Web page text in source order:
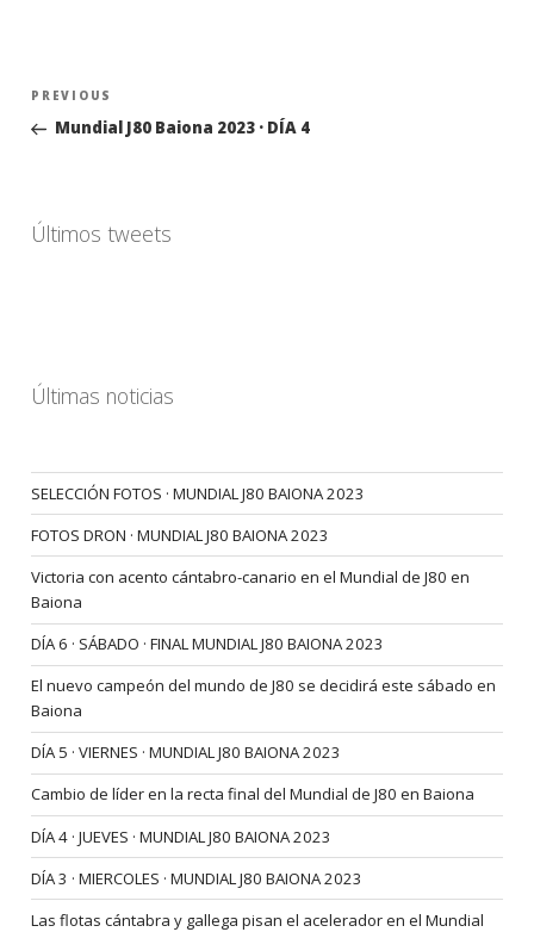
Navegación
entradas
Previous
Post
PREVIOUS
Mundial J80 Baiona 2023 · DÍA 4
Últimos tweets
Últimas noticias
SELECCIÓN FOTOS · MUNDIAL J80 BAIONA 2023
FOTOS DRON · MUNDIAL J80 BAIONA 2023
Victoria con acento cántabro-canario en el Mundial de J80 en
Baiona
DÍA 6 · SÁBADO · FINAL MUNDIAL J80 BAIONA 2023
El nuevo campeón del mundo de J80 se decidirá este sábado en
Baiona
DÍA 5 · VIERNES · MUNDIAL J80 BAIONA 2023
Cambio de líder en la recta final del Mundial de J80 en Baiona
DÍA 4 · JUEVES · MUNDIAL J80 BAIONA 2023
DÍA 3 · MIERCOLES · MUNDIAL J80 BAIONA 2023
Las flotas cántabra y gallega pisan el acelerador en el Mundial